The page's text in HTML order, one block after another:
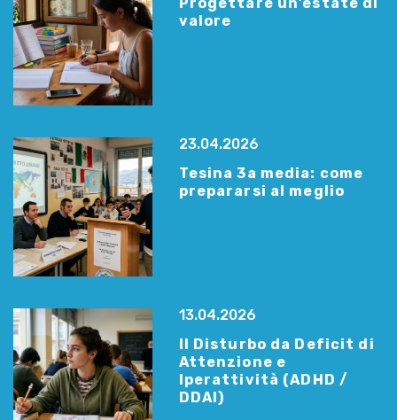
valore
23.04.2026
Tesina 3a media: come
prepararsi al meglio
13.04.2026
Il Disturbo da Deficit di
Attenzione e
Iperattività (ADHD /
DDAI)